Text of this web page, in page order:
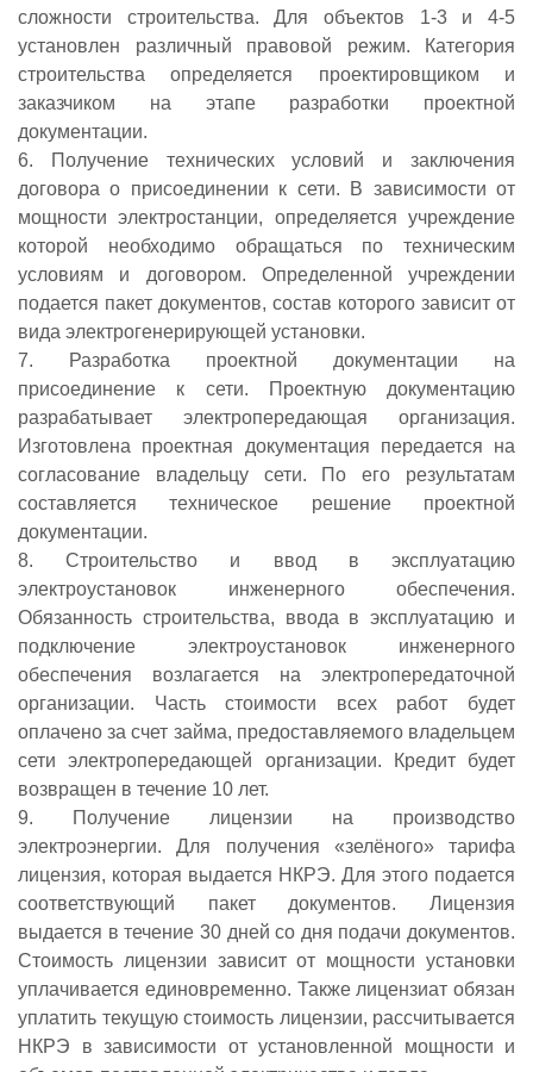
сложности строительства. Для объектов 1-3 и 4-5
установлен различный правовой режим. Категория
строительства определяется проектировщиком и
заказчиком на этапе разработки проектной
документации.
6. Получение технических условий и заключения
договора о присоединении к сети. В зависимости от
мощности электростанции, определяется учреждение
которой необходимо обращаться по техническим
условиям и договором. Определенной учреждении
подается пакет документов, состав которого зависит от
вида электрогенерирующей установки.
7. Разработка проектной документации на
присоединение к сети. Проектную документацию
разрабатывает электропередающая организация.
Изготовлена проектная документация передается на
согласование владельцу сети. По его результатам
составляется техническое решение проектной
документации.
8. Строительство и ввод в эксплуатацию
электроустановок инженерного обеспечения.
Обязанность строительства, ввода в эксплуатацию и
подключение электроустановок инженерного
обеспечения возлагается на электропередаточной
организации. Часть стоимости всех работ будет
оплачено за счет займа, предоставляемого владельцем
сети электропередающей организации. Кредит будет
возвращен в течение 10 лет.
9. Получение лицензии на производство
электроэнергии. Для получения «зелёного» тарифа
лицензия, которая выдается НКРЭ. Для этого подается
соответствующий пакет документов. Лицензия
выдается в течение 30 дней со дня подачи документов.
Стоимость лицензии зависит от мощности установки
уплачивается единовременно. Также лицензиат обязан
уплатить текущую стоимость лицензии, рассчитывается
НКРЭ в зависимости от установленной мощности и